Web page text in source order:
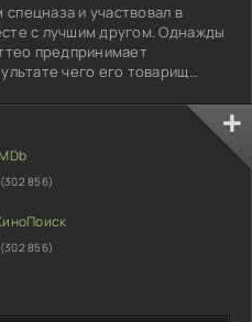
и участвовал в
с лучшим другом. Однажды
предпринимает
чего его товарищ
в бесцельное странствие по
незаконченные дела,
Мужчина знакомится с
и по-настоящему с
(302 856)
(302 856)